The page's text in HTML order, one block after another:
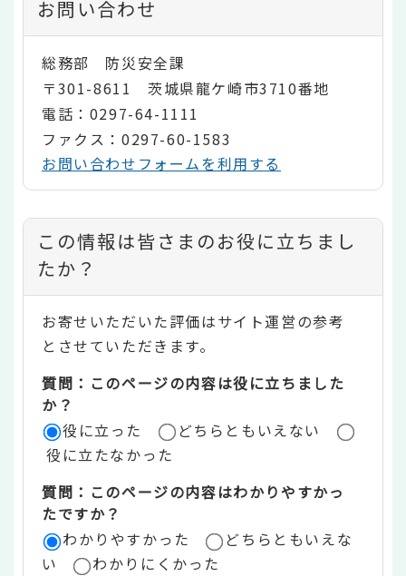
お問い合わせ
総務部 防災安全課
〒301-8611 茨城県龍ケ崎市3710番地
電話：0297-64-1111
ファクス：0297-60-1583
お問い合わせフォームを利用する
コ
ン
テ
ン
ツ
評
価
リ
ア
この情報は皆さまのお役に立ちまし
たか？
お寄せいただいた評価はサイト運営の参考
とさせていただきます。
質問：このページの内容は役に立ちました
か？
役に立った
どちらともいえない
役に立たなかった
質問：このページの内容はわかりやすかっ
たですか？
わかりやすかった
どちらともいえな
い
わかりにくかった